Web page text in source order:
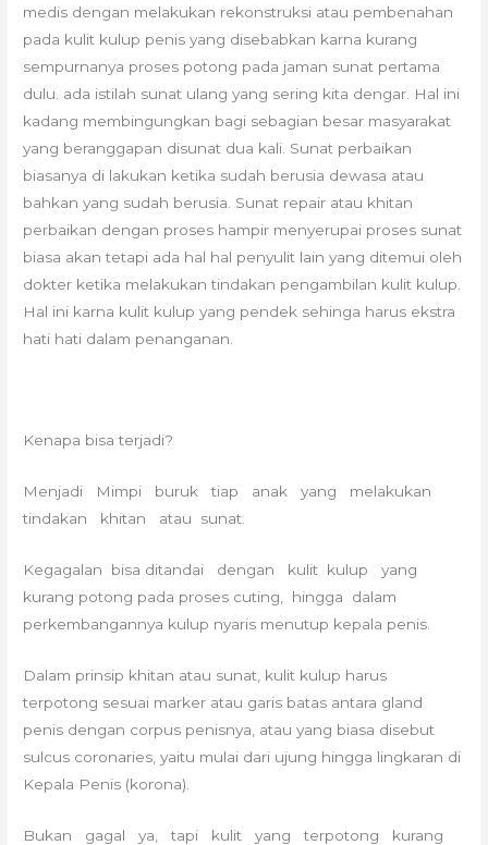
medis dengan melakukan rekonstruksi atau pembenahan
pada kulit kulup penis yang disebabkan karna kurang
sempurnanya proses potong pada jaman sunat pertama
dulu. ada istilah sunat ulang yang sering kita dengar. Hal ini
kadang membingungkan bagi sebagian besar masyarakat
yang beranggapan disunat dua kali. Sunat perbaikan
biasanya di lakukan ketika sudah berusia dewasa atau
bahkan yang sudah berusia. Sunat repair atau khitan
perbaikan dengan proses hampir menyerupai proses sunat
biasa akan tetapi ada hal hal penyulit lain yang ditemui oleh
dokter ketika melakukan tindakan pengambilan kulit kulup.
Hal ini karna kulit kulup yang pendek sehinga harus ekstra
hati hati dalam penanganan.
Kenapa bisa terjadi?
Menjadi Mimpi buruk tiap anak yang melakukan
tindakan khitan atau sunat.
Kegagalan bisa ditandai dengan kulit kulup yang
kurang potong pada proses cuting, hingga dalam
perkembangannya kulup nyaris menutup kepala penis.
Dalam prinsip khitan atau sunat, kulit kulup harus
terpotong sesuai marker atau garis batas antara gland
penis dengan corpus penisnya, atau yang biasa disebut
sulcus coronaries, yaitu mulai dari ujung hingga lingkaran di
Kepala Penis (korona).
Bukan gagal ya, tapi kulit yang terpotong kurang